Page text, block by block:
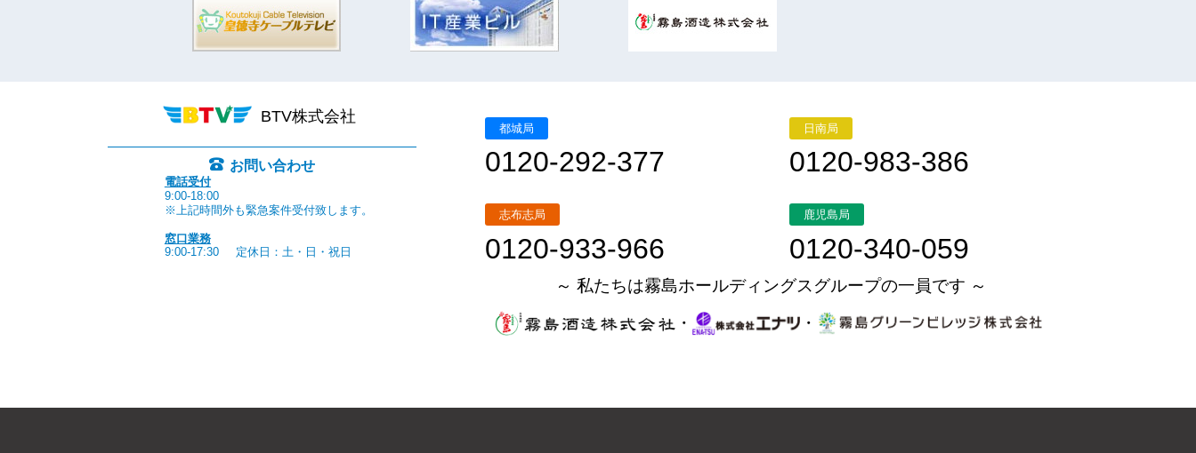
BTV株式会社
お問い合わせ
電話受付
9:00-18:00
※上記時間外も緊急案件受付致します。
窓口業務
9:00-17:30
定休日：土・日・祝日
都城局
0120-292-377
日南局
0120-983-386
志布志局
0120-933-966
鹿児島局
0120-340-059
～ 私たちは霧島ホールディングスグループの一員です ～
・
・